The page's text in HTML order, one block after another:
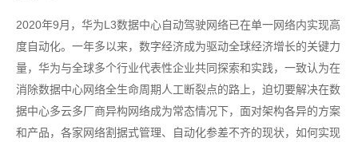
2020年9月，华为L3数据中心自动驾驶网络已在单一网络内实现高
度自动化。一年多以来，数字经济成为驱动全球经济增长的关键力
量，华为与全球多个行业代表性企业共同探索和实践，一致认为在
消除数据中心网络全生命周期人工断裂点的路上，迫切要解决在数
据中心多云多厂商异构网络成为常态情况下，面对架构各异的方案
和产品，各家网络割据式管理、自动化参差不齐的现状，如何实现